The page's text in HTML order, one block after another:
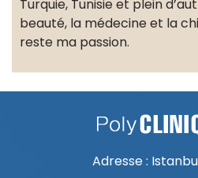
Turquie, Tunisie et plein
beauté, la médecine et la
reste ma passion.
Adresse :